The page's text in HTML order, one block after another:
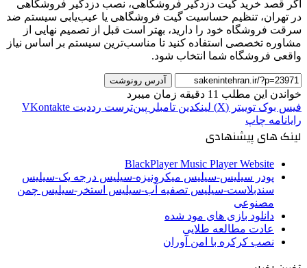
اگر قصد خرید گیت دزدگیر فروشگاهی، نصب دزدگیر فروشگاهی
در تهران، تنظیم حساسیت گیت فروشگاهی یا عیب‌یابی سیستم ضد
سرقت فروشگاه خود را دارید، بهتر است قبل از تصمیم نهایی از
مشاوره تخصصی استفاده کنید تا مناسب‌ترین سیستم بر اساس نیاز
واقعی فروشگاه شما انتخاب شود.
آدرس رونوشت
خواندن این مطلب 11 دقیقه زمان میبرد
فیس بوک توییتر (X) لینکدین ‫تامبلر ‫پین‌ترست ‫رددیت ‫VKontakte
رایانامه چاپ
لینک های پیشنهادی
BlackPlayer Music Player Website
پودر سیلیس-سیلیس میکرونیزه-سیلیس درجه یک-سیلیس
سندبلاست-سیلیس تصفیه آب-سیلیس استخر-سیلیس چمن
مصنوعی
دانلود بازی های مود شده
عادت مطالعه طلایی
نصب کرکره با امن آوران